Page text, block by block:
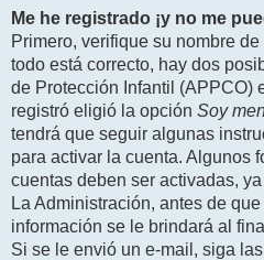
Me he registrado ¡y no me
Primero, verifique su nombre
todo está correcto, hay dos
de Protección Infantil (APPCO)
registró eligió la opción Soy
tendrá que seguir algunas
para activar la cuenta. Algunos
cuentas deben ser activadas,
La Administración, antes de
información se le brindará al
Si se le envió un e-mail, siga